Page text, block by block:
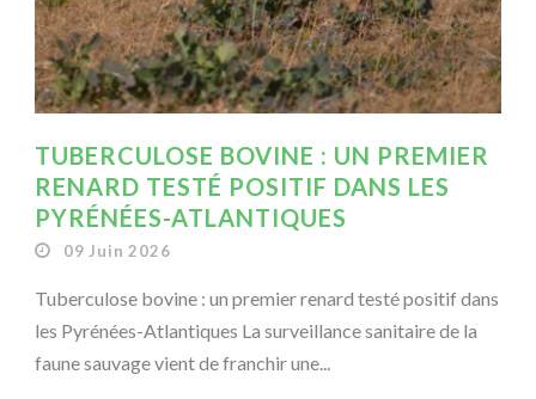
TUBERCULOSE BOVINE : UN PREMIER
RENARD TESTÉ POSITIF DANS LES
PYRÉNÉES-ATLANTIQUES
09 Juin 2026
Tuberculose bovine : un premier renard testé positif dans
les Pyrénées-Atlantiques La surveillance sanitaire de la
faune sauvage vient de franchir une...